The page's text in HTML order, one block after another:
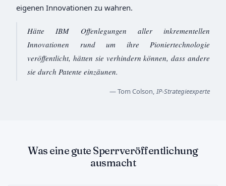
eigenen Innovationen zu wahren.
Hätte IBM Offenlegungen aller inkrementellen
Innovationen rund um ihre Pioniertechnologie
veröffentlicht, hätten sie verhindern können, dass andere
sie durch Patente einzäunen.
— Tom Colson, IP-Strategieexperte
Was eine gute Sperrveröffentlichung
ausmacht